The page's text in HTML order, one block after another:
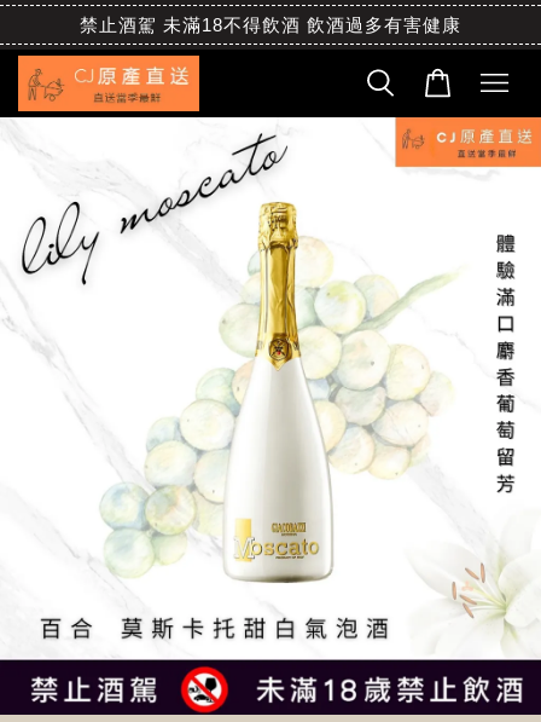
禁止酒駕 未滿18不得飲酒 飲酒過多有害健康